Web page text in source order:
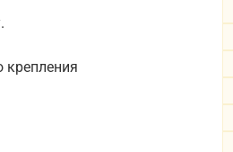
крепления